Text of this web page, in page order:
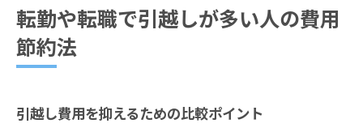
頻繁な引越しで疲れないための体調管理法
熊本市で引越し回数が多い人向けの失敗しない
選び方
準
転勤や転職で引越しが多い人の費用
節約法
引越し費用を抑えるための比較ポイント